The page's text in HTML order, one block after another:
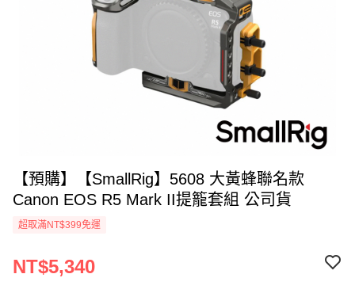
【預購】【SmallRig】5608 大黃蜂聯名款
Canon EOS R5 Mark II提籠套組 公司貨
超取滿NT$399免運
NT$5,340